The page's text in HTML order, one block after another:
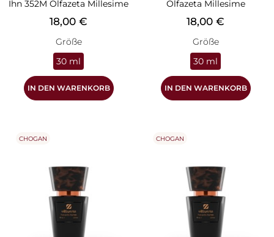
Ihn 352M Olfazeta Millesime
Preis
18,00 €
Größe
30 ml
IN DEN WARENKORB
Olfazeta Millesime
Preis
18,00 €
Größe
30 ml
IN DEN WARENKORB
CHOGAN CHOGAN